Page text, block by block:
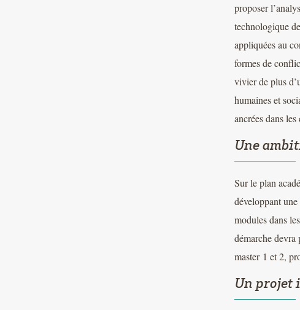
proposer
technologique
appliquées au
formes de
vivier de plus
humaines et
ancrées dans
Une
Sur le plan
développant
modules dans
démarche
master 1 et 2,
Un projet